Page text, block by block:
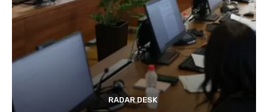
RADAR DESK